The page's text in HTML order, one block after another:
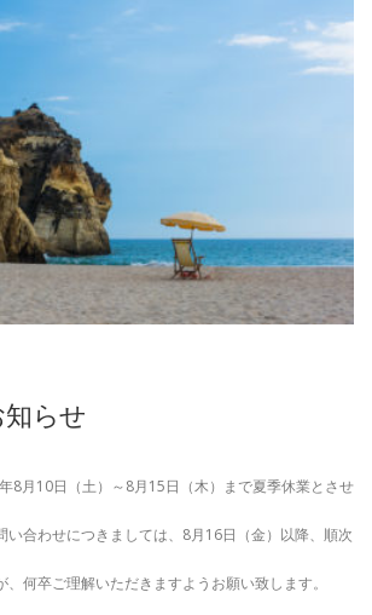
らせ
8月10日（土）～8月15日（木）まで夏季休業とさせ
い合わせにつきましては、8月16日（金）以降、順次
何卒ご理解いただきますようお願い致します。